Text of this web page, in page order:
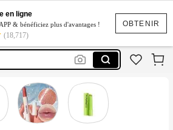
OBTENIR
en ligne
& bénéficiez plus d'avantages !
(18,717)